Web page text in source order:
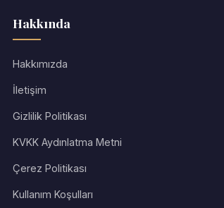
Hakkında
Hakkımızda
İletişim
Gizlilik Politikası
KVKK Aydınlatma Metni
Çerez Politikası
Kullanım Koşulları